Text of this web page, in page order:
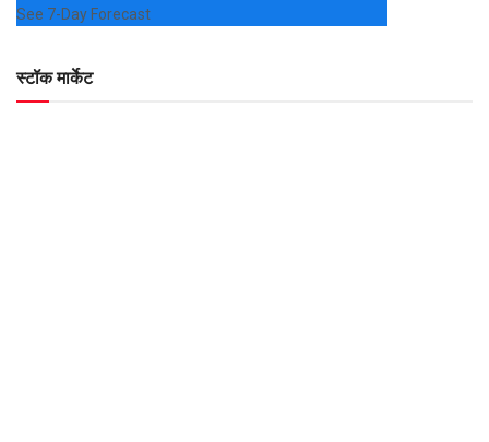
See 7-Day Forecast
स्टॉक मार्केट